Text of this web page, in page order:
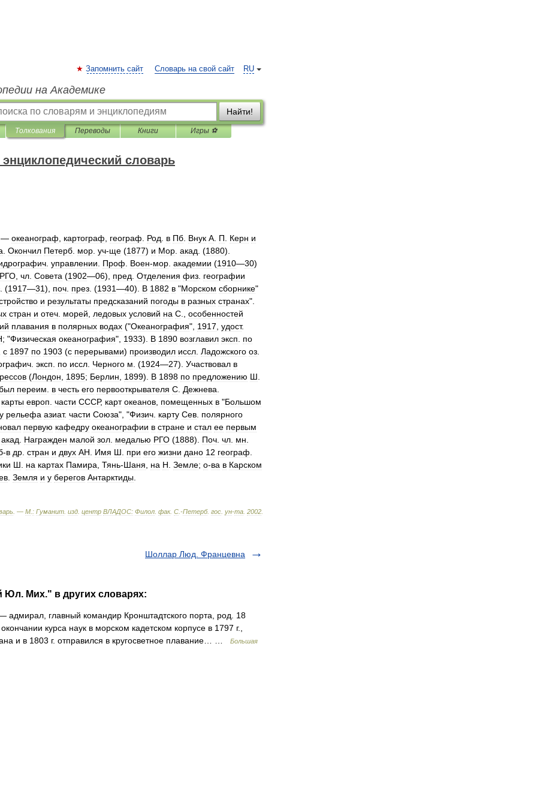
RU
Запомнить сайт Словарь на свой сайт
на Академике
Найти!
Толкования Переводы Книги Игры ⚽
словарь
— океанограф картограф географ Род в Пб Внук А П Керн и
Окончил Петерб мор уч-ще (1877) и Мор акад . (1880).
управлении Проф Воен-мор академии (1910—30)
РГО чл Совета (1902—06), пред Отделения физ географии
. (1917—31), поч през . (1931—40). В 1882 в "Морском сборнике"
и результаты предсказаний погоды в разных странах".
стран и отеч морей ледовых условий на С
особенностей
плавания в полярных водах ("Океанография", 1917 удост.
; "Физическая океанография", 1933). В 1890 возглавил эксп
по
с 1897 по 1903 (с перерывами) производил иссл Ладожского оз
эксп по иссл Черного м . (1924—27). Участвовал в
(Лондон 1895; Берлин 1899). В 1898 по предложению Ш
переим в честь его первооткрывателя С Дежнева
карты европ части СССР, карт океанов помещенных в "Большом
рельефа азиат. части Союза", "Физич карту Сев полярного
первую кафедру океанографии в стране и стал ее первым
акад Награжден малой зол медалью РГО (1888). Поч чл мн
-в др стран и двух АН Имя Ш при его жизни дано 12 географ
Ш на картах Памира Тянь-Шаня на Н Земле; о-ва в Карском
Земля и у берегов Антарктиды
. — М : Гуманит изд центр ВЛАДОС: Филол фак. С .-Петерб. гос ун-та 2002
Шоллар Люд. Францевна
Юл. Мих." в других словарях:
адмирал, главный командир Кронштадтского порта, род. 18
курса наук в морском кадетском корпусе в 1797 г.,
и в 1803 г. отправился в кругосветное плавание… …
Большая